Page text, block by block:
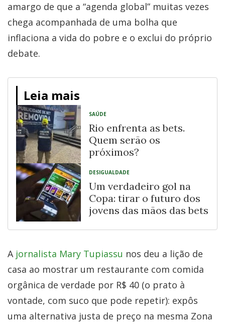
amargo de que a “agenda global” muitas vezes
chega acompanhada de uma bolha que
inflaciona a vida do pobre e o exclui do próprio
debate.
Leia mais
SAÚDE
Rio enfrenta as bets.
Quem serão os
próximos?
DESIGUALDADE
Um verdadeiro gol na
Copa: tirar o futuro dos
jovens das mãos das bets
A jornalista Mary Tupiassu nos deu a lição de
casa ao mostrar um restaurante com comida
orgânica de verdade por R$ 40 (o prato à
vontade, com suco que pode repetir): expôs
uma alternativa justa de preço na mesma Zona